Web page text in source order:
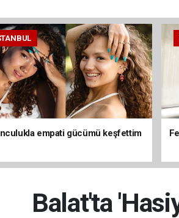
empati gücümü keşfettim
Balat'ta